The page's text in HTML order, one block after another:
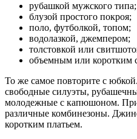
рубашкой мужского типа;
блузой простого покроя;
поло, футболкой, топом;
водолазкой, джемпером;
толстовкой или
объемным или коротким
То же самое повторите с
свободные силуэты,
молодежные с капюшоном.
различные комбинезоны.
коротким платьем.